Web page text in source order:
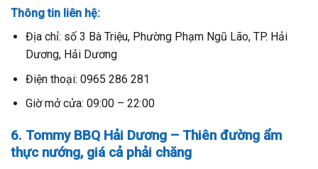
Thông tin liên hệ:
Địa chỉ: số 3 Bà Triệu, Phường Phạm Ngũ Lão, TP. Hải
Dương, Hải Dương
Điện thoại: 0965 286 281
Giờ mở cửa: 09:00 – 22:00
6. Tommy BBQ Hải Dương – Thiên đường ẩm
thực nướng, giá cả phải chăng